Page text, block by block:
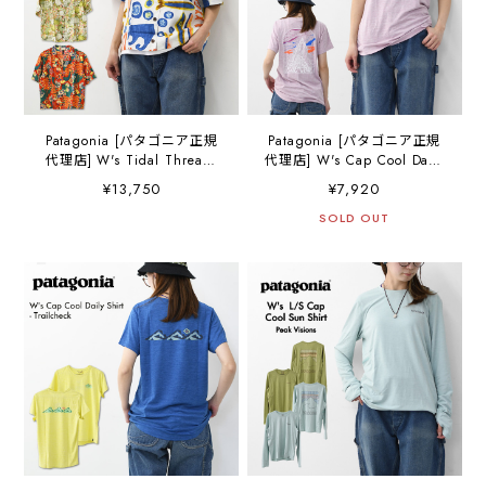
Patagonia [パタゴニア正規
代理店] W's Tidal Threads
タイダル・スレッズ・シャ
¥13,750
Patagonia [パタゴニア正規
代理店] W's Cap Cool Daily
ウィメンズ・キャプリー
ン・クール・デイリー・シ
LADY'S [2026SS]
¥7,920
SOLD OUT